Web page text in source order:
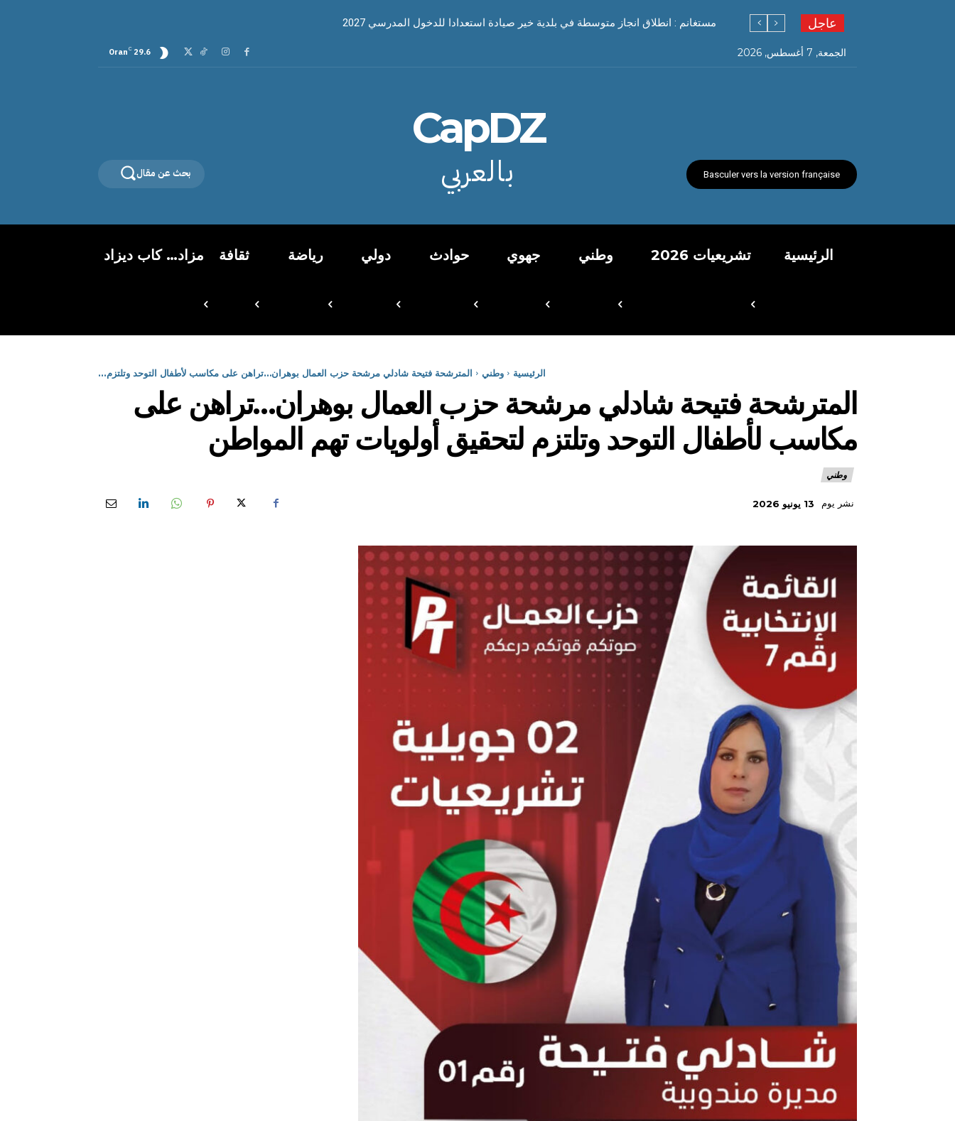
عاجل مستغانم : انطلاق انجاز متوسطة في بلدية خير صيادة استعدادا للدخول المدرسي 2027
هكذا كان استضافة الخليفة العام للطريقة التجانية سيدي على بلعرابي التجاني لأداء صلاة الجمعة
الجمعة, 7 أغسطس, 2026 29.6
C
Oran
Basculer vers la version française
CapDZ
بالعربي بحث عن مقال
الرئيسية تشريعيات 2026 وطني جهوي حوادث دولي رياضة ثقافة مزاد… كاب ديزاد
الرئيسية وطني المترشحة فتيحة شادلي مرشحة حزب العمال بوهران…تراهن على مكاسب لأطفال التوحد وتلتزم...
المترشحة فتيحة شادلي مرشحة حزب العمال بوهران…تراهن على
مكاسب لأطفال التوحد وتلتزم لتحقيق أولويات تهم المواطن
وطني
نشر يوم 13 يونيو 2026